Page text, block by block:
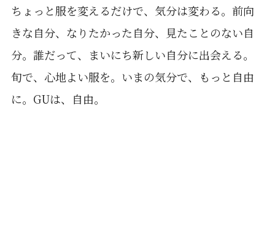
ちょっと服を変えるだけで、気分は変わる。前向
きな自分、なりたかった自分、見たことのない自
分。誰だって、まいにち新しい自分に出会える。
旬で、心地よい服を。いまの気分で、もっと自由
に。GUは、自由。